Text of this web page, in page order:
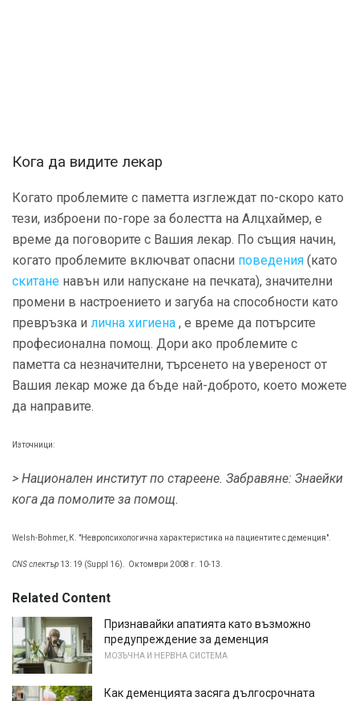
Кога да видите лекар
Когато проблемите с паметта изглеждат по-скоро като
тези, изброени по-горе за болестта на Алцхаймер, е
време да поговорите с Вашия лекар. По същия начин,
когато проблемите включват опасни поведения (като
скитане навън или напускане на печката), значителни
промени в настроението и загуба на способности като
превръзка и лична хигиена , е време да потърсите
професионална помощ. Дори ако проблемите с
паметта са незначителни, търсенето на увереност от
Вашия лекар може да бъде най-доброто, което можете
да направите.
Източници:
> Национален институт по стареене. Забравяне: Знаейки
кога да помолите за помощ.
Welsh-Bohmer, К. "Невропсихологична характеристика на пациентите с деменция".
CNS спектър 13: 19 (Suppl 16). Октомври 2008 г. 10-13.
Related Content
Признавайки апатията като възможно
предупреждение за деменция
МОЗЪЧНА И НЕРВНА СИСТЕМА
Как деменцията засяга дългосрочната